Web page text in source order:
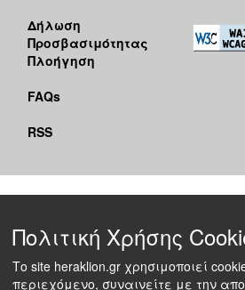
Δήλωση
Προσβασιμότητας
Πλοήγηση
FAQs
RSS
Πολιτική Χρήσης
Το site heraklion.gr χρησιμοποιεί
περιεχόμενο, συναινείτε με την